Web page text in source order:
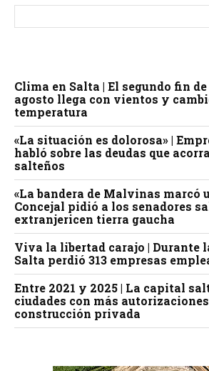
Clima en Salta | El segundo fin
agosto llega con vientos y
temperatura
«La situación es dolorosa» |
habló sobre las deudas que
salteños
«La bandera de Malvinas marcó
Concejal pidió a los senadores
extranjericen tierra gaucha
Viva la libertad carajo | Durante
Salta perdió 313 empresas
Entre 2021 y 2025 | La capital
ciudades con más
construcción privada